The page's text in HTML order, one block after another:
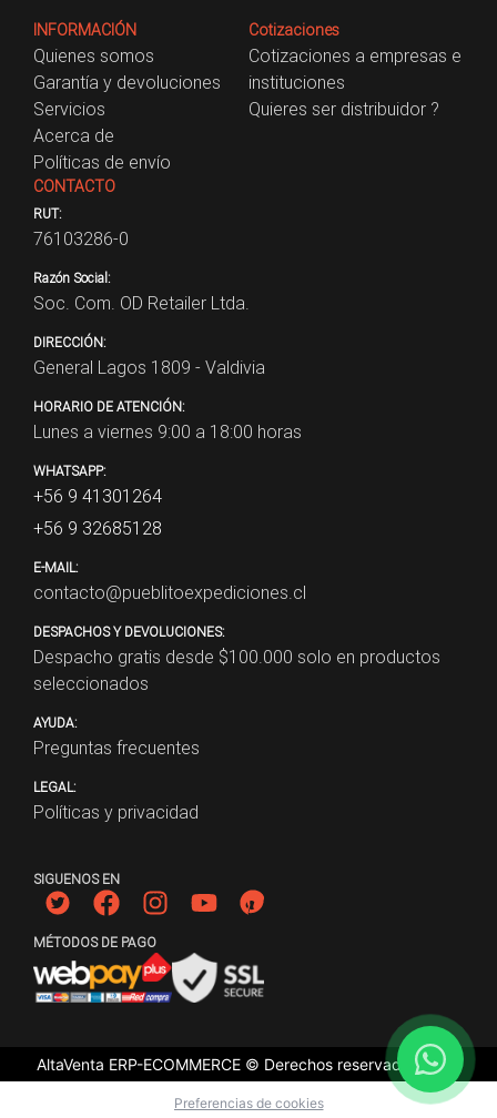
INFORMACIÓN
Quienes somos
Garantía y devoluciones
Servicios
Acerca de
Políticas de envío
Cotizaciones
Cotizaciones a empresas e
instituciones
Quieres ser distribuidor ?
CONTACTO
RUT:
76103286-0
Razón Social:
Soc. Com. OD Retailer Ltda.
DIRECCIÓN:
General Lagos 1809 - Valdivia
HORARIO DE ATENCIÓN:
Lunes a viernes 9:00 a 18:00 horas
WHATSAPP:
+56 9 41301264
+56 9 32685128
E-MAIL:
contacto@pueblitoexpediciones.cl
DESPACHOS Y DEVOLUCIONES:
Despacho gratis desde $100.000 solo en productos
seleccionados
AYUDA:
Preguntas frecuentes
LEGAL:
Políticas y privacidad
SIGUENOS EN
MÉTODOS DE PAGO
AltaVenta ERP-ECOMMERCE © Derechos reservados 2026
Preferencias de cookies